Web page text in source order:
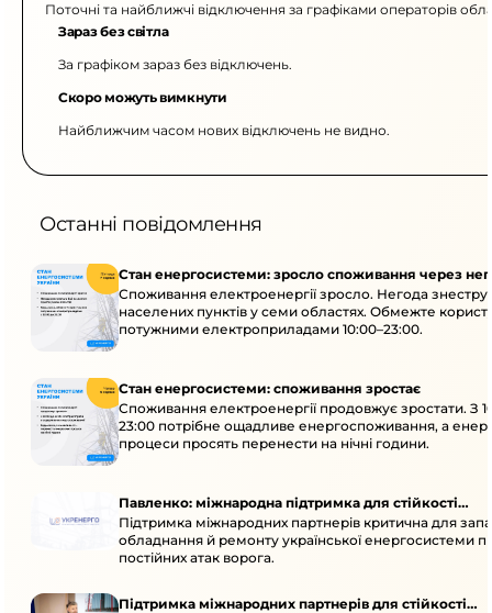
Поточні та найближчі відключення за графіками операторів
Зараз без світла
За графіком зараз без відключень.
Скоро можуть вимкнути
Найближчим часом нових відключень не видно.
Останні повідомлення
Стан енергосистеми: зросло споживання через
Споживання електроенергії зросло. Негода
населених пунктів у семи областях. Обмежте
потужними електроприладами 10:00–23:00.
Стан енергосистеми: споживання зростає
Споживання електроенергії продовжує зростати. З
23:00 потрібне ощадливе енергоспоживання, а
процеси просять перенести на нічні години.
Павленко: міжнародна підтримка для стійкості
енергосистеми
Підтримка міжнародних партнерів критична для
обладнання й ремонту української енергосистеми
постійних атак ворога.
Підтримка міжнародних партнерів для стійкості